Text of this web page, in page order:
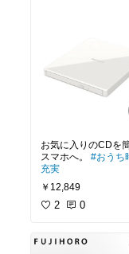
お気に入りのCDを
スマホへ。 #おうち
充実
￥12,849
2 0